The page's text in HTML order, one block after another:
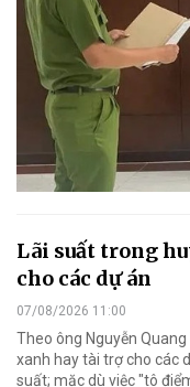
Lãi suất trong
cho các dự án
07/08/2026 11:00
Theo ông Nguyễn
xanh hay tài trợ cho các
suất; mặc dù việc "tô